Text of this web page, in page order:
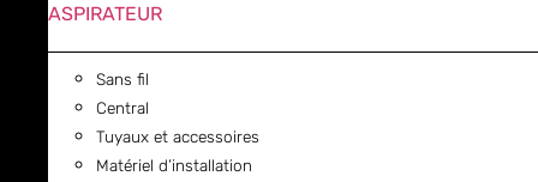
ASPIRATEUR
Sans fil
Central
Tuyaux et accessoires
Matériel d’installation